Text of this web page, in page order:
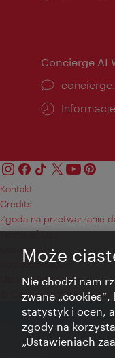
Concierge AI
Kontakt
Credits
Zgoda na przetwarzanie
Terms of Use
Dostępność
Kontakt prasowy
Ustawienia cookies
© Copyright Wien
Może
Nie chodzi nam
zwane
statystyk i ocen,
zgody na
„Ustawieniach